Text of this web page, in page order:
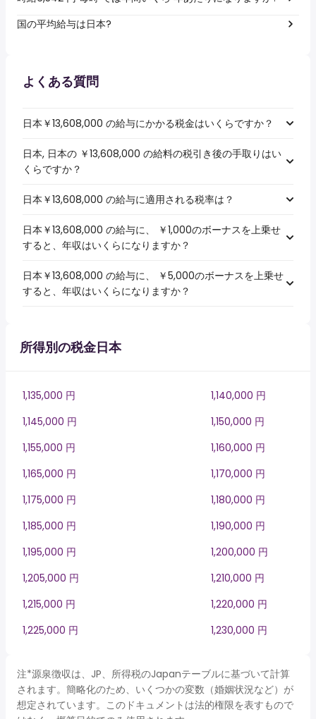
国の平均給与は日本?
よくある質問
日本￥13,608,000 の給与にかかる税金はいくらですか？
日本, 日本の ￥13,608,000 の給料の税引き後の手取りはい
くらですか？
日本￥13,608,000 の給与に適用される税率は？
日本￥13,608,000 の給与に、 ￥1,000のボーナスを上乗せ
すると、年収はいくらになりますか？
日本￥13,608,000 の給与に、 ￥5,000のボーナスを上乗せ
すると、年収はいくらになりますか？
所得別の税金日本
1,135,000 円
1,140,000 円
1,145,000 円
1,150,000 円
1,155,000 円
1,160,000 円
1,165,000 円
1,170,000 円
1,175,000 円
1,180,000 円
1,185,000 円
1,190,000 円
1,195,000 円
1,200,000 円
1,205,000 円
1,210,000 円
1,215,000 円
1,220,000 円
1,225,000 円
1,230,000 円
注*源泉徴収は、JP、所得税のJapanテーブルに基づいて計算
されます。簡略化のため、いくつかの変数（婚姻状況など）が
想定されています。このドキュメントは法的権限を表すもので